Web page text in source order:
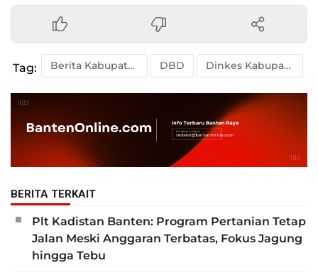
Tag: Berita Kabupaten Tangerang DBD Dinkes Kabupaten Tangerang
BERITA TERKAIT
Plt Kadistan Banten: Program Pertanian Tetap
Jalan Meski Anggaran Terbatas, Fokus Jagung
hingga Tebu